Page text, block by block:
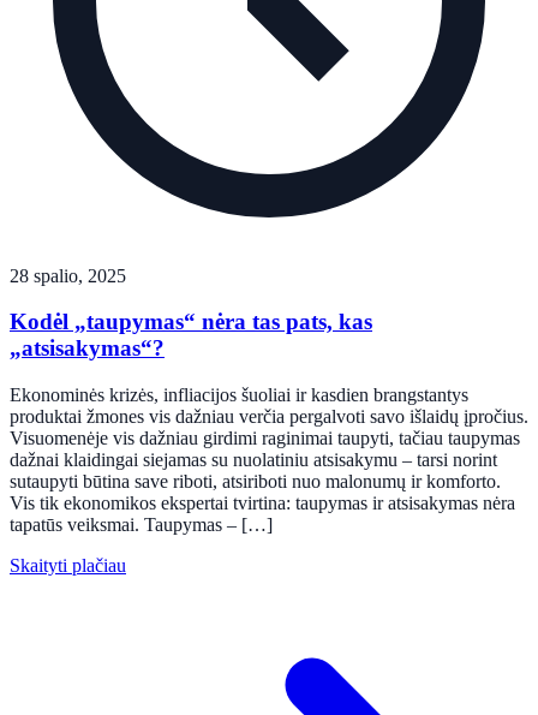
28 spalio, 2025
Kodėl „taupymas“ nėra tas pats, kas
„atsisakymas“?
Ekonominės krizės, infliacijos šuoliai ir kasdien brangstantys
produktai žmones vis dažniau verčia pergalvoti savo išlaidų įpročius.
Visuomenėje vis dažniau girdimi raginimai taupyti, tačiau taupymas
dažnai klaidingai siejamas su nuolatiniu atsisakymu – tarsi norint
sutaupyti būtina save riboti, atsiriboti nuo malonumų ir komforto.
Vis tik ekonomikos ekspertai tvirtina: taupymas ir atsisakymas nėra
tapatūs veiksmai. Taupymas – […]
Skaityti plačiau